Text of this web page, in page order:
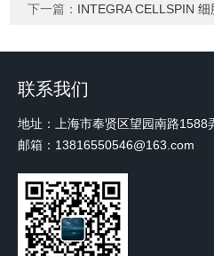
下一篇： INTEGRA CELLSPIN 细
联系我们
邮箱：13816550546@163.com